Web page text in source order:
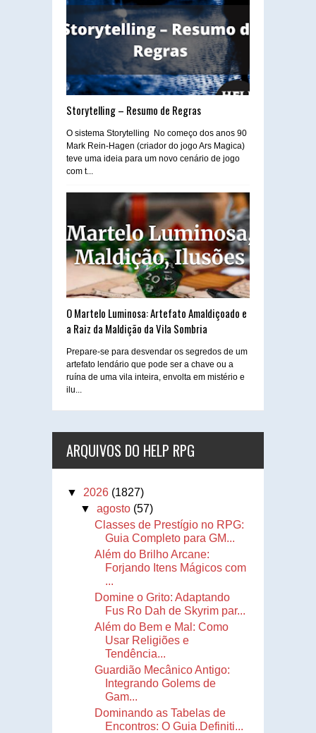
Storytelling – Resumo de Regras
O sistema Storytelling No começo dos anos 90
Mark Rein-Hagen (criador do jogo Ars Magica)
teve uma ideia para um novo cenário de jogo
com t...
O Martelo Luminosa: Artefato Amaldiçoado e
a Raiz da Maldição da Vila Sombria
Prepare-se para desvendar os segredos de um
artefato lendário que pode ser a chave ou a
ruína de uma vila inteira, envolta em mistério e
ilu...
ARQUIVOS DO HELP RPG
▼ 2026 (1827)
▼agosto (57)
Classes de Prestígio no RPG:
Guia Completo para GM...
Além do Brilho Arcane:
Forjando Itens Mágicos com
...
Domine o Grito: Adaptando
Fus Ro Dah de Skyrim par...
Além do Bem e Mal: Como
Usar Religiões e
Tendência...
Guardião Mecânico Antigo:
Integrando Golems de
Gam...
Dominando as Tabelas de
Encontros: O Guia Definiti...